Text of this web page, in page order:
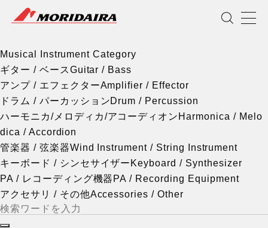
Musical Instrument Category
Scroll
Musical Instrument Category
ギター / ベースGuitar / Bass
アンプ / エフェクターAmplifier / Effector
ドラム / パーカッションDrum / Percussion
ハーモニカ/メロディカ/アコーディオン Harmonica / Melo
dica / Accordion
管楽器 / 弦楽器Wind Instrument / String Instrument
キーボード / シンセサイザー Keyboard / Synthesizer
PA / レコーディング機器 PA / Recording Equipment
アクセサリ / その他Accessories / Other